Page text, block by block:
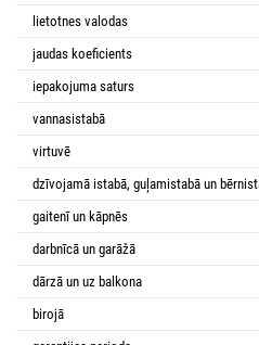
lietotnes valodas
jaudas koeficients
iepakojuma saturs
vannasistabā
virtuvē
dzīvojamā istabā, guļamistabā un
gaitenī un kāpnēs
darbnīcā un garāžā
dārzā un uz balkona
birojā